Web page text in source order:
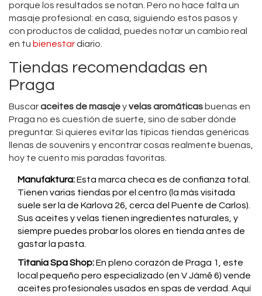
porque los resultados se notan. Pero no hace falta un
masaje profesional: en casa, siguiendo estos pasos y
con productos de calidad, puedes notar un cambio real
en tu bienestardiario.
Tiendas recomendadas en
Praga
Buscaraceites de masajeyvelas aromáticas buenas en
Praga no es cuestión de suerte, sino de saber dónde
preguntar. Si quieres evitar las típicas tiendas genéricas
llenas de souvenirs y encontrar cosas realmente buenas,
hoy te cuento mis paradas favoritas.
Manufaktura:Esta marca checa es de confianza total.
Tienen varias tiendas por el centro (la más visitada
suele ser la de Karlova 26, cerca del Puente de Carlos).
Sus aceites y velas tienen ingredientes naturales, y
siempre puedes probar los olores en tienda antes de
gastar la pasta.
Titania Spa Shop:En pleno corazón de Praga 1, este
local pequeño pero especializado (en V Jámě 6) vende
aceites profesionales usados en spas de verdad. Aquí